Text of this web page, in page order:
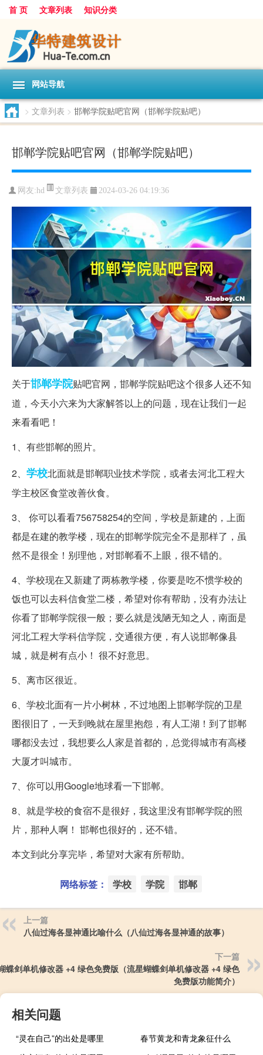
首 页 文章列表 知识分类
网站导航
> 文章列表 > 邯郸学院贴吧官网（邯郸学院贴吧）
邯郸学院贴吧官网（邯郸学院贴吧）
网友:hd 文章列表 2024-03-26 04:19:36
关于邯郸学院贴吧官网，邯郸学院贴吧这个很多人还不知
道，今天小六来为大家解答以上的问题，现在让我们一起
来看看吧！
1、有些邯郸的照片。
2、 学校北面就是邯郸职业技术学院，或者去河北工程大
学主校区食堂改善伙食。
3、 你可以看看756758254的空间，学校是新建的，上面
都是在建的教学楼，现在的邯郸学院完全不是那样了，虽
然不是很全！别理他，对邯郸看不上眼，很不错的。
4、学校现在又新建了两栋教学楼，你要是吃不惯学校的
饭也可以去科信食堂二楼，希望对你有帮助，没有办法让
你看了邯郸学院很一般；要么就是浅陋无知之人，南面是
河北工程大学科信学院，交通很方便，有人说邯郸像县
城，就是树有点小！ 很不好意思。
5、离市区很近。
6、学校北面有一片小树林，不过地图上邯郸学院的卫星
图很旧了，一天到晚就在屋里抱怨，有人工湖！到了邯郸
哪都没去过，我想要么人家是首都的，总觉得城市有高楼
大厦才叫城市。
7、你可以用Google地球看一下邯郸。
8、就是学校的食宿不是很好，我这里没有邯郸学院的照
片，那种人啊！ 邯郸也很好的，还不错。
本文到此分享完毕，希望对大家有所帮助。
网络标签： 学校 学院 邯郸
上一篇
八仙过海各显神通比喻什么（八仙过海各显神通的故事）
下一篇
蝶剑单机修改器 +4 绿色免费版（流星蝴蝶剑单机修改器 +4 绿色
免费版功能简介）
相关问题
“灵在自己”的出处是哪里
春节黄龙和青龙象征什么